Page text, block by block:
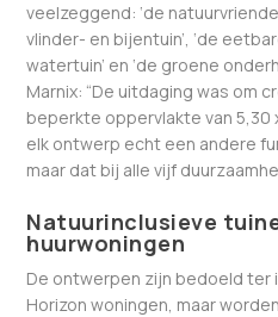
veelzeggend: ‘de
vlinder- en bijentuin’, ‘de
watertuin’ en ‘de groene
Marnix: “De uitdaging was om
beperkte oppervlakte van 5,30
elk ontwerp echt een andere
maar dat bij alle vijf
Natuurinclusieve
huurwoningen
De ontwerpen zijn bedoeld ter
Horizon woningen, maar